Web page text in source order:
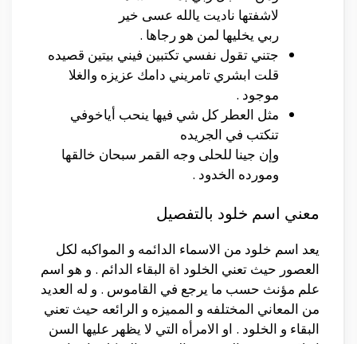
لاشفتها ناديت يالله عسى خير
ربي يخليها لمن هو رجاها .
جتني تقول نفسي تكتبين فيني بيتين قصيده
قلت ابشري تامريني دامك عزيزه والغلا
موجود .
مثل العطر كل شي فيها ينحب أياخوفي
تنكتب في الجريده
وإن جينا للحلى وجه القمر سبحان خالقها
ومورده الخدود .
معني اسم خلود بالتفصيل
يعد اسم خلود من الاسماء الدائمه و المواكبه لكل
العصور حيث تعني الخلود اة البقاء الدائم . و هو اسم
علم مؤنث حسب ما يرجع في القاموس . و له العديد
من المعاني المختلفه و المميزه و الرائعه حيث تعني
البقاء و الخلود . او الامرأه التي لا يظهر عليها السن